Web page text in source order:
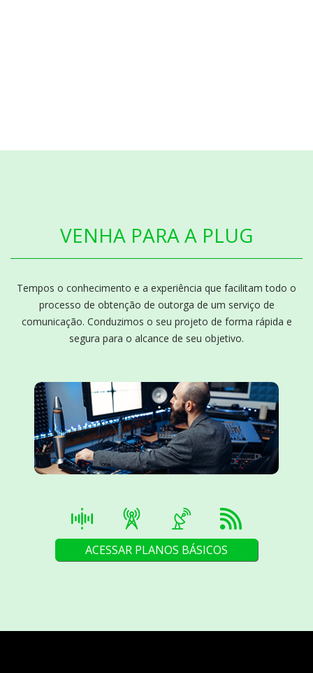
VENHA PARA A PLUG
Tempos o conhecimento e a experiência que facilitam todo o
processo de obtenção de outorga de um serviço de
comunicação. Conduzimos o seu projeto de forma rápida e
segura para o alcance de seu objetivo.
ACESSAR PLANOS BÁSICOS